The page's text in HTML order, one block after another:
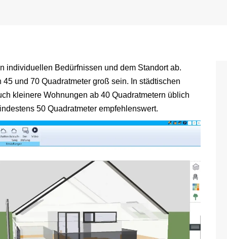
individuellen Bedürfnissen und dem Standort ab.
und 70 Quadratmeter groß sein. In städtischen
kleinere Wohnungen ab 40 Quadratmetern üblich
50 Quadratmeter empfehlenswert.